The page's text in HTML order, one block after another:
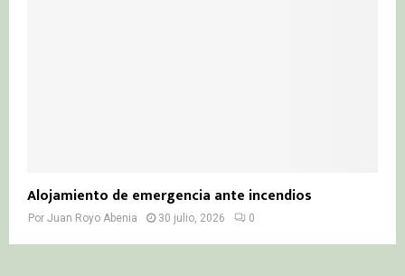
Alojamiento de emergencia ante incendios
Por Juan Royo Abenia 30 julio, 2026 0